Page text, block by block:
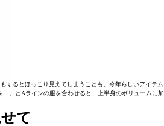
するとほっこり見えてしまうことも。今年らしいアイテム
」とAラインの服を合わせると、上半身のボリュームに加
て